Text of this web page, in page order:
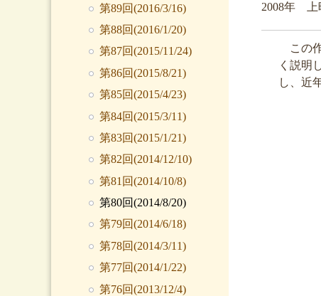
第89回(2016/3/16)
第88回(2016/1/20)
第87回(2015/11/24)
第86回(2015/8/21)
第85回(2015/4/23)
第84回(2015/3/11)
第83回(2015/1/21)
第82回(2014/12/10)
第81回(2014/10/8)
第80回(2014/8/20)
第79回(2014/6/18)
第78回(2014/3/11)
第77回(2014/1/22)
第76回(2013/12/4)
2008年
この
く説明
し、近